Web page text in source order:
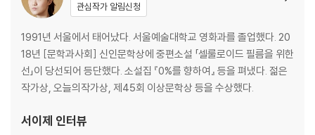
관심작가 알림신청
1991년 서울에서 태어났다. 서울예술대학교 영화과를 졸업했다. 20
18년 [문학과사회] 신인문학상에 중편소설 「셀룰로이드 필름을 위한
선」이 당선되어 등단했다. 소설집 『0%를 향하여』 등을 펴냈다. 젊은
작가상, 오늘의작가상, 제45회 이상문학상 등을 수상했다.
서이제 인터뷰